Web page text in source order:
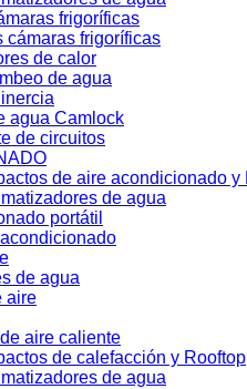
frigoríficas
cámaras frigoríficas
de calor
de agua
agua Camlock
de circuitos
de aire acondicionado y
de agua
portátil
de agua
aire
aire caliente
de calefacción y Rooftop
de agua